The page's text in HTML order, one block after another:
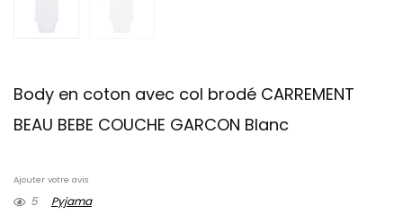
Body en coton avec col brodé CARREMENT
BEAU BEBE COUCHE GARCON Blanc
Ajouter votre avis
5 Pyjama